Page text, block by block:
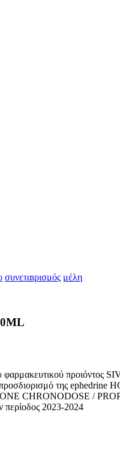
συνεταιρισμός μέλη
προιόντος
της ephedrine
CHRONODOSE /
περίοδος 2023-2024